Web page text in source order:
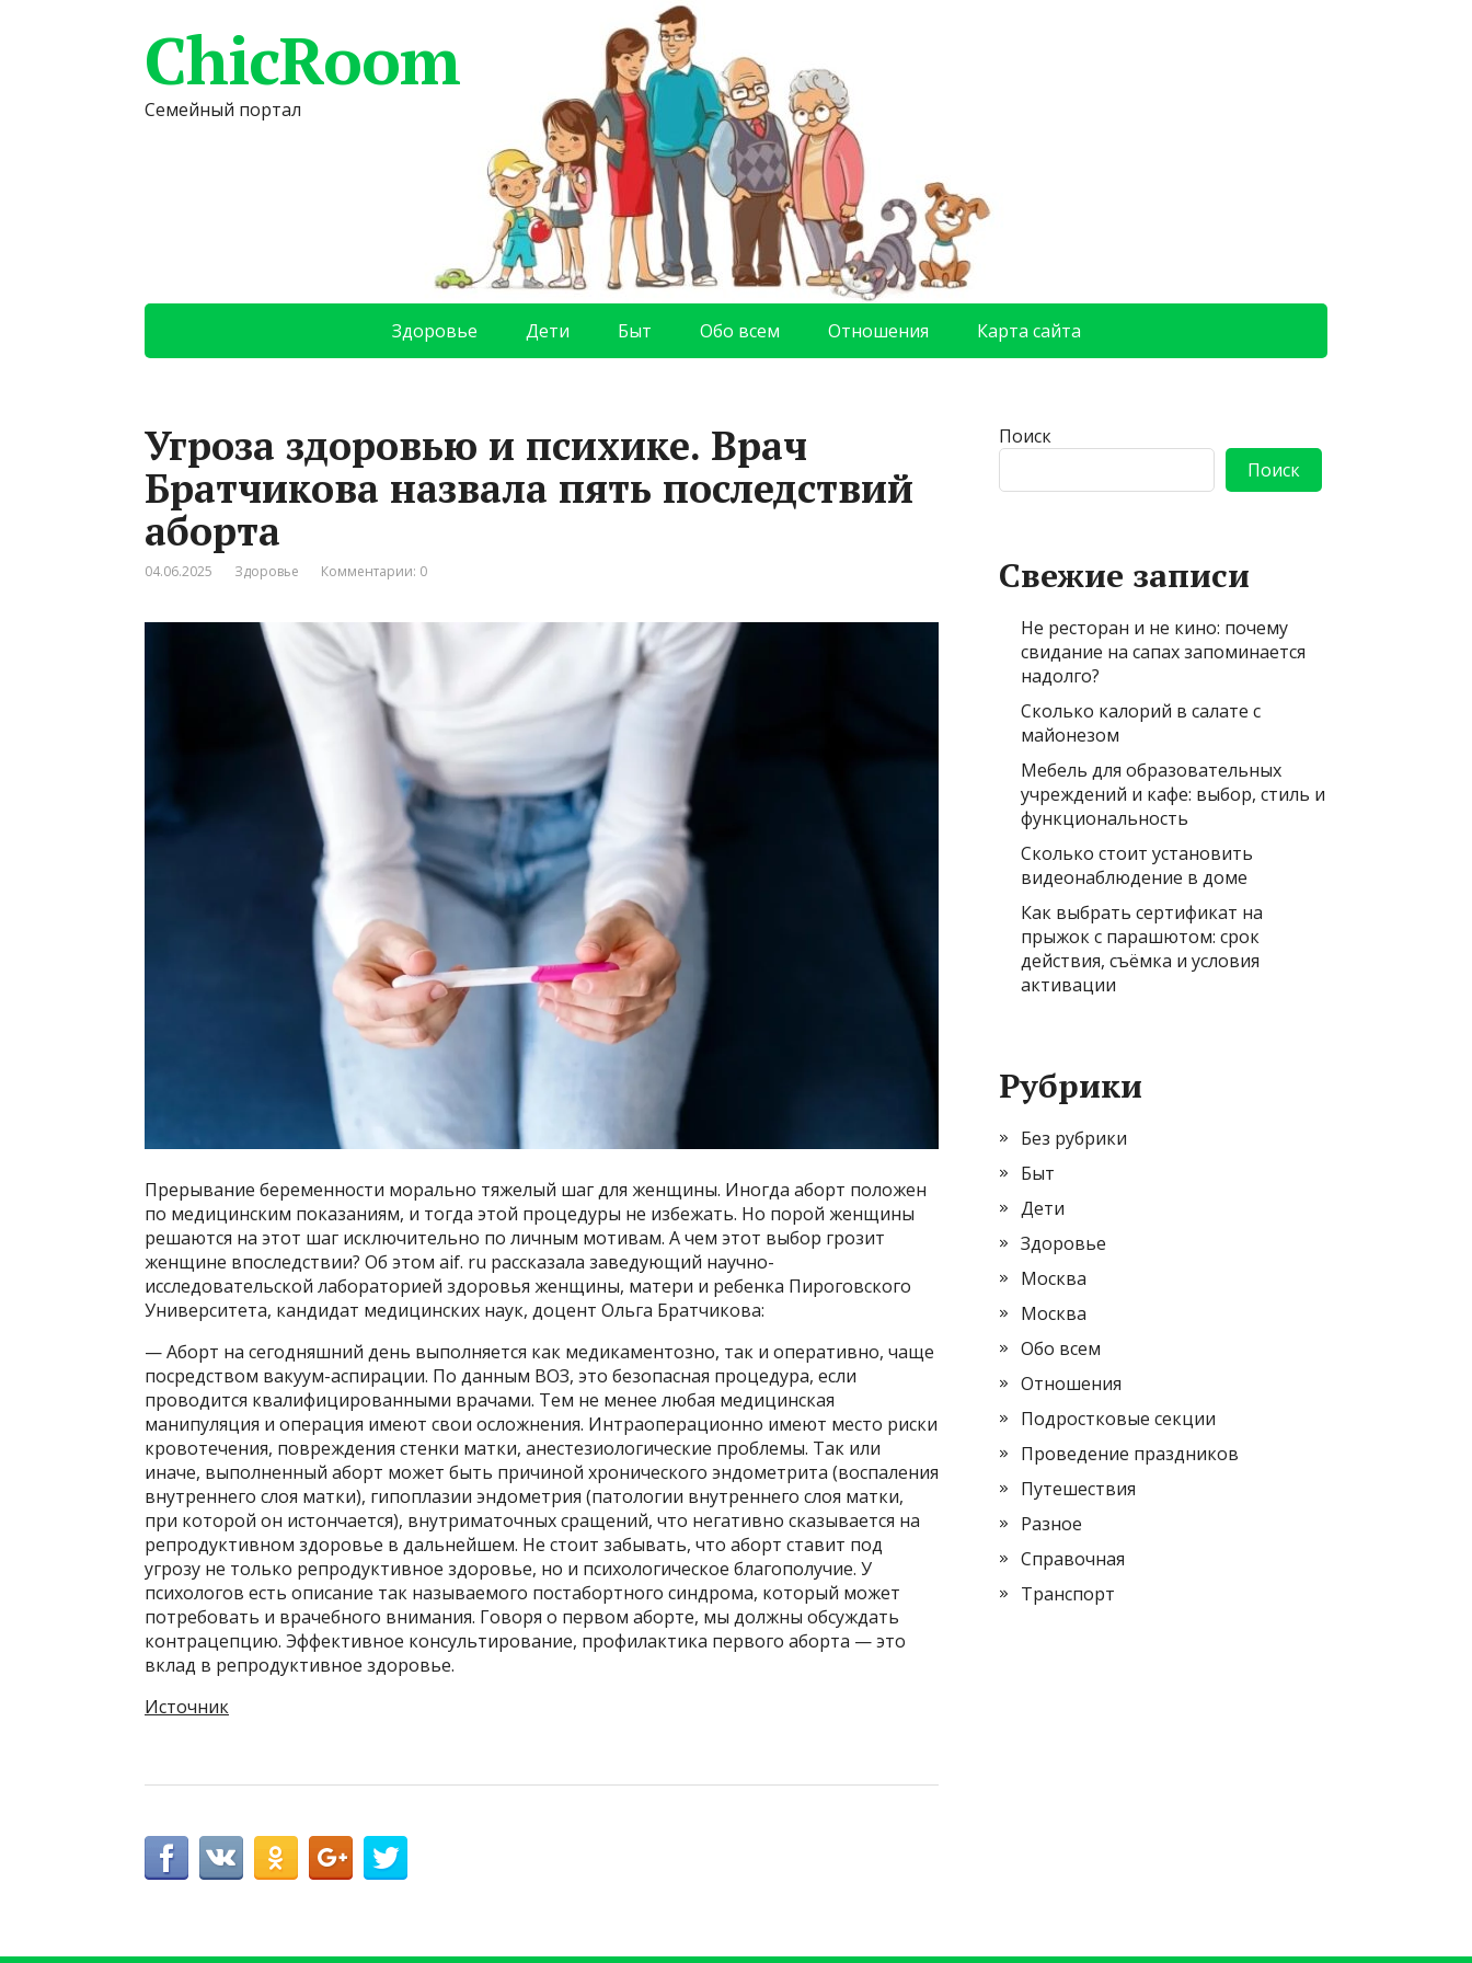
ChicRoom
Семейный портал
Здоровье Дети Быт Обо всем Отношения Карта сайта
Угроза здоровью и психике. Врач
Братчикова назвала пять последствий
аборта
04.06.2025 Здоровье Комментарии: 0
Прерывание беременности морально тяжелый шаг для женщины. Иногда аборт положен
по медицинским показаниям, и тогда этой процедуры не избежать. Но порой женщины
решаются на этот шаг исключительно по личным мотивам. А чем этот выбор грозит
женщине впоследствии? Об этом aif. ru рассказала заведующий научно-
исследовательской лабораторией здоровья женщины, матери и ребенка Пироговского
Университета, кандидат медицинских наук, доцент Ольга Братчикова:
— Аборт на сегодняшний день выполняется как медикаментозно, так и оперативно, чаще
посредством вакуум-аспирации. По данным ВОЗ, это безопасная процедура, если
проводится квалифицированными врачами. Тем не менее любая медицинская
манипуляция и операция имеют свои осложнения. Интраоперационно имеют место риски
кровотечения, повреждения стенки матки, анестезиологические проблемы. Так или
иначе, выполненный аборт может быть причиной хронического эндометрита (воспаления
внутреннего слоя матки), гипоплазии эндометрия (патологии внутреннего слоя матки,
при которой он истончается), внутриматочных сращений, что негативно сказывается на
репродуктивном здоровье в дальнейшем. Не стоит забывать, что аборт ставит под
угрозу не только репродуктивное здоровье, но и психологическое благополучие. У
психологов есть описание так называемого постабортного синдрома, который может
потребовать и врачебного внимания. Говоря о первом аборте, мы должны обсуждать
контрацепцию. Эффективное консультирование, профилактика первого аборта — это
вклад в репродуктивное здоровье.
Источник
Поиск
Поиск
Свежие записи
Не ресторан и не кино: почему
свидание на сапах запоминается
надолго?
Сколько калорий в салате с
майонезом
Мебель для образовательных
учреждений и кафе: выбор, стиль и
функциональность
Сколько стоит установить
видеонаблюдение в доме
Как выбрать сертификат на
прыжок с парашютом: срок
действия, съёмка и условия
активации
Рубрики
Без рубрики
Быт
Дети
Здоровье
Москва
Москва
Обо всем
Отношения
Подростковые секции
Проведение праздников
Путешествия
Разное
Справочная
Транспорт